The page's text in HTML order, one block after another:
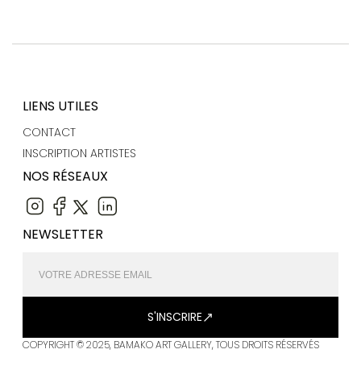
LIENS UTILES
CONTACT
INSCRIPTION ARTISTES
NOS RÉSEAUX
NEWSLETTER
S'INSCRIRE
COPYRIGHT © 2025, BAMAKO ART GALLERY, TOUS DROITS RÉSERVÉS